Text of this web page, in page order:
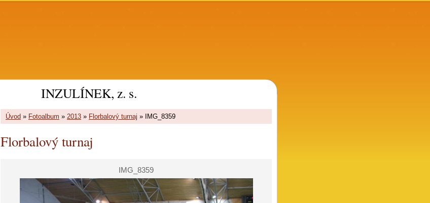
INZULÍNEK, z. s.
Úvod » Fotoalbum » 2013 » Florbalový turnaj » IMG_8359
Florbalový turnaj
IMG_8359